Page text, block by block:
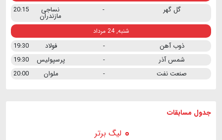
گل گهر - نساجی
مازندران
20:15
شنبه, 24 مرداد
ذوب آهن - فولاد
19:30
شمس آذر
- پرسپولیس
19:30
صنعت نفت
- ملوان 20:00
جدول مسابقات
لیگ برتر